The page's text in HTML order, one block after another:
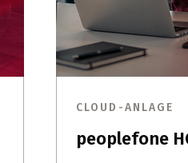
CLOUD-ANLAGE
peoplefone